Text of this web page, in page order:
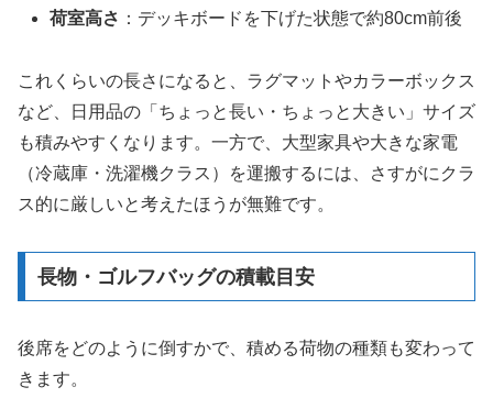
荷室高さ ：デッキボードを下げた状態で約80cm前後
これくらいの長さになると、ラグマットやカラーボックス
など、日用品の「ちょっと長い・ちょっと大きい」サイズ
も積みやすくなります。一方で、大型家具や大きな家電
（冷蔵庫・洗濯機クラス）を運搬するには、さすがにクラ
ス的に厳しいと考えたほうが無難です。
長物・ゴルフバッグの積載目安
後席をどのように倒すかで、積める荷物の種類も変わって
きます。